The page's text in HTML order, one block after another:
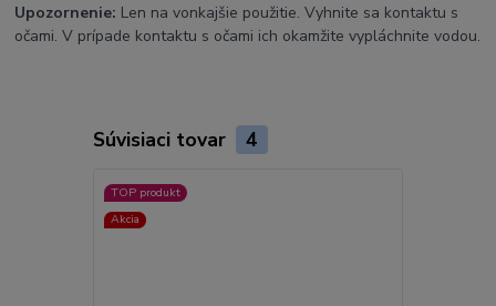
Upozornenie: Len na vonkajšie použitie. Vyhnite sa kontaktu s
očami. V prípade kontaktu s očami ich okamžite vypláchnite vodou.
Súvisiaci tovar 4
TOP produkt
Akcia